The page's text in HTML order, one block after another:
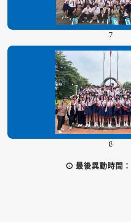
7
8
最後異動時間：